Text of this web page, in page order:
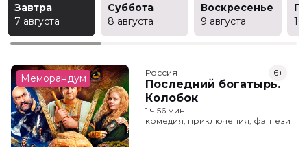
Завтра
7 августа
Суббота
8 августа
Воскресенье
9 августа
10
Меморандум Россия
Последний богатырь.
Колобок
6+
1 ч 56 мин
комедия, приключения, фэнтези